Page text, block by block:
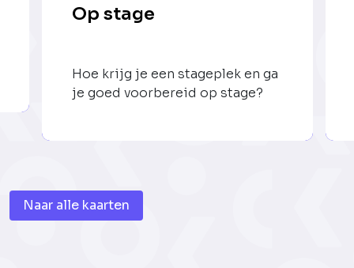
Op stage
Hoe krijg je een stageplek en ga
je goed voorbereid op stage?
Naar alle kaarten